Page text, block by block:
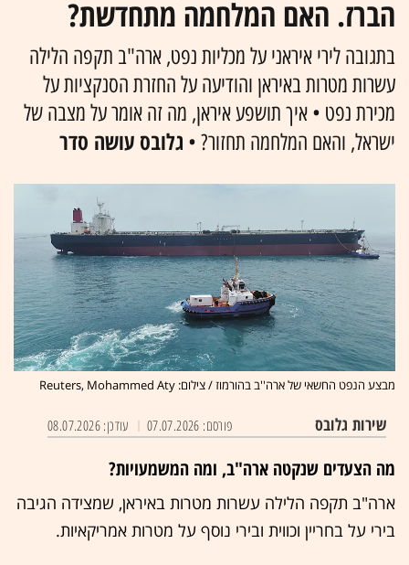
הברז. האם המלחמה מתחדשת?
בתגובה לירי איראני על מכליות נפט, ארה"ב תקפה הלילה
עשרות מטרות באיראן והודיעה על החזרת הסנקציות על
מכירת נפט • איך תושפע איראן, מה זה אומר על מצבה של
ישראל, והאם המלחמה תחזור? • גלובס עושה סדר
מבצע הנפט החשאי של ארה''ב בהורמוז / צילום: Reuters, Mohammed Aty
שירות גלובס עודכן: 08.07.2026 פורסם: 07.07.2026
מה הצעדים שנקטה ארה"ב, ומה המשמעויות?
ארה"ב תקפה הלילה עשרות מטרות באיראן, שמצידה הגיבה
בירי על בחריין וכווית ובירי נוסף על מטרות אמריקאיות.